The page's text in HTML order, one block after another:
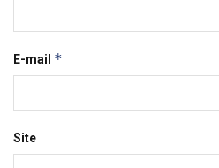
E-mail *
Site